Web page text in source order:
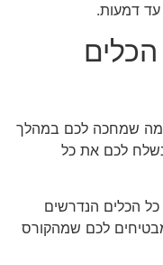
דמעות.
הכלים
מה שמחכה לכם במהלך
נשלח לכם את כל
כל הכלים הנדרשים
לכם שמהקורס